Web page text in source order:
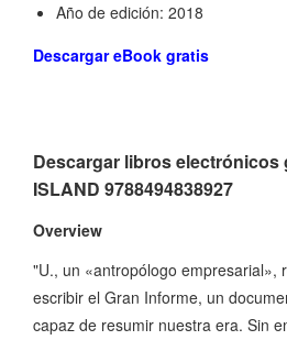
Año de edición: 2018
Descargar eBook gratis
Descargar libros electrónicos
ISLAND 9788494838927
Overview
"U., un «antropólogo empresarial»,
escribir el Gran Informe, un
capaz de resumir nuestra era. Sin